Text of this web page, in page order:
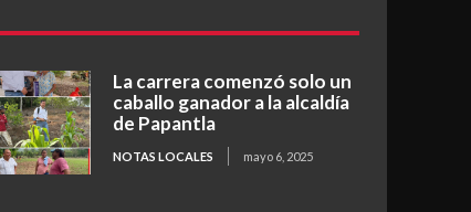
La carrera comenzó solo un
caballo ganador a la alcaldía
de Papantla
NOTAS LOCALES mayo 6, 2025